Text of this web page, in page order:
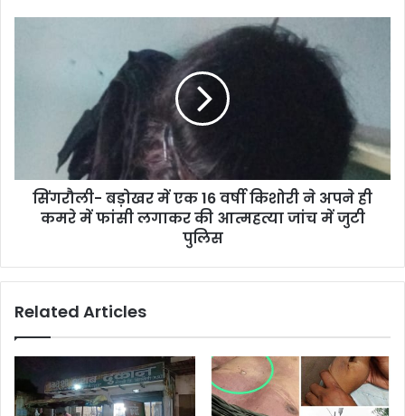
सिंगरौली- बड़ोखर में एक 16 वर्षी किशोरी ने अपने ही
कमरे में फांसी लगाकर की आत्महत्या जांच में जुटी
पुलिस
Related Articles